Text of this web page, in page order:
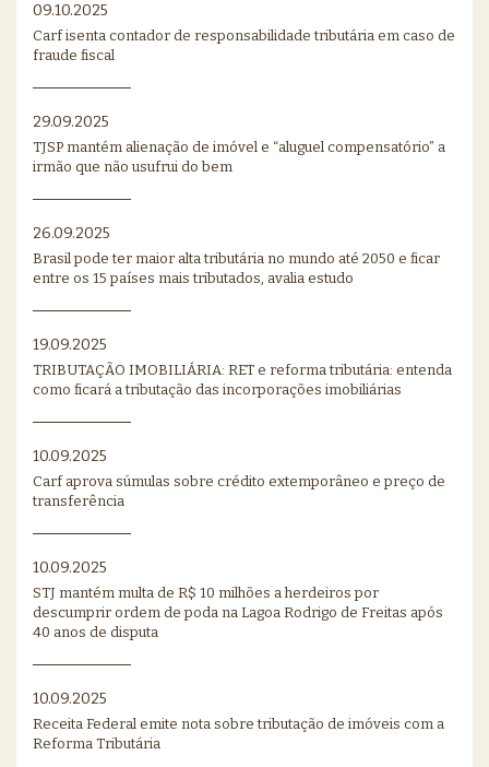
09.10.2025
Carf isenta contador de responsabilidade tributária em caso de
fraude fiscal
29.09.2025
TJSP mantém alienação de imóvel e “aluguel compensatório” a
irmão que não usufrui do bem
26.09.2025
Brasil pode ter maior alta tributária no mundo até 2050 e ficar
entre os 15 países mais tributados, avalia estudo
19.09.2025
TRIBUTAÇÃO IMOBILIÁRIA: RET e reforma tributária: entenda
como ficará a tributação das incorporações imobiliárias
10.09.2025
Carf aprova súmulas sobre crédito extemporâneo e preço de
transferência
10.09.2025
STJ mantém multa de R$ 10 milhões a herdeiros por
descumprir ordem de poda na Lagoa Rodrigo de Freitas após
40 anos de disputa
10.09.2025
Receita Federal emite nota sobre tributação de imóveis com a
Reforma Tributária